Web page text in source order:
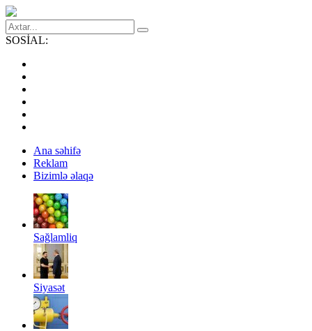
SOSİAL:
Ana səhifə
Reklam
Bizimlə əlaqə
Sağlamliq
Siyasət